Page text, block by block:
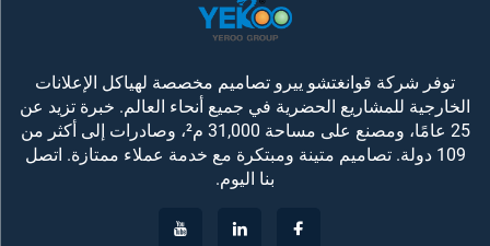
توفر شركة قوانغتشو ييرو تصاميم مخصصة لهياكل الإعلانات
الخارجية للمشاريع الحضرية في جميع أنحاء العالم. خبرة تزيد عن
25 عامًا، ومصنع على مساحة 31,000 م²، وصادرات إلى أكثر من
109 دولة. تصاميم متينة ومبتكرة مع خدمة عملاء ممتازة. اتصل
بنا اليوم.